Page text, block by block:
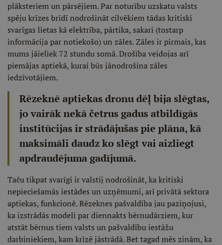
plāksteriem un pārsējiem. Par noturību uzskatu valsts
spēju krīzes brīdī nodrošināt cilvēkiem tādas kritiski
svarīgas lietas kā elektrība, pārtika, sakari (tostarp
informācija par notiekošo) un zāles. Zāles ir pirmais, kas
mums jāieliek 72 stundu somā. Drošība veidojas arī
piemājas aptiekā, kurai būs jānodrošina zāles
iedzīvotājiem.
Rēzeknē aptiekas dronu dēļ bija slēgtas,
jo vairāk nekā četrus gadus atbildīgās
institūcijas ir strādājušas pie plāna, kā
maksimāli daudz ko slēgt vai aizliegt
apdraudējuma gadījumā.
Taču tikpat svarīgi ir valstij nodrošināt, ka kritiski
nepieciešamās iestādes un uzņēmumi, arī privātā sektora
aptiekas, funkcionē. Rēzeknes pašvaldība jau paziņojusi,
ka izstrādās modeli par diennakts bērnudārziem, kur
atstāt bērnus tiem valsts un pašvaldību iestāžu
darbiniekiem, kam krīzē jāstrādā. Bet tagad mēs zinām, ka